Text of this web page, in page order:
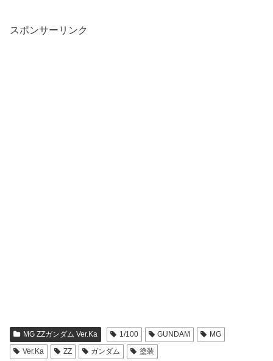
スポンサーリンク
MG ZZガンダム Ver.Ka 1/100 GUNDAM
MG
Ver.Ka
ZZ ガンダム 塗装